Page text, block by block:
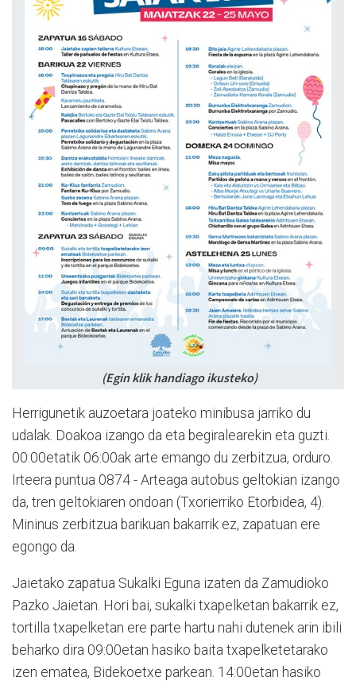
(Egin klik handiago ikusteko)
Herrigunetik auzoetara joateko minibusa jarriko du
udalak. Doakoa izango da eta begiralearekin eta guzti.
00:00etatik 06:00ak arte emango du zerbitzua, orduro.
Irteera puntua 0874 - Arteaga autobus geltokian izango
da, tren geltokiaren ondoan (Txorierriko Etorbidea, 4).
Mininus zerbitzua barikuan bakarrik ez, zapatuan ere
egongo da.
Jaietako zapatua Sukalki Eguna izaten da Zamudioko
Pazko Jaietan. Hori bai, sukalki txapelketan bakarrik ez,
tortilla txapelketan ere parte hartu nahi dutenek arin ibili
beharko dira 09:00etan hasiko baita txapelketetarako
izen ematea, Bidekoetxe parkean. 14:00etan hasiko